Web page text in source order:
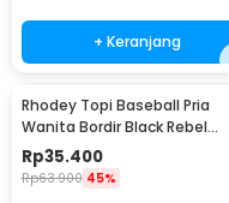
+ Keranjang
Rhodey Topi Baseball Pria
Wanita Bordir Black Rebel
Katun Cap - MZ004
Rp35.400
Rp63.900 45%